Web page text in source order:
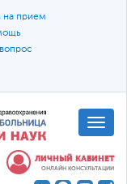
на прием
A
ЛИЧНЫЙ КАБИНЕТ
ОНЛАЙН КОНСУЛЬТАЦИИ